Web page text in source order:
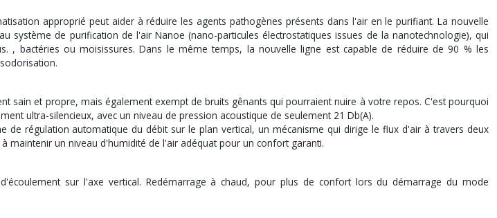
approprié peut aider à réduire les agents pathogènes présents dans l'air en le purifiant. La nouvelle
de purification de l'air Nanoe (nano-particules électrostatiques issues de la nanotechnologie), qui
, bactéries ou moisissures. Dans le même temps, la nouvelle ligne est capable de réduire de 90 % les
et propre, mais également exempt de bruits gênants qui pourraient nuire à votre repos. C'est pourquoi
ultra-silencieux, avec un niveau de pression acoustique de seulement 21 Db(A).
de régulation automatique du débit sur le plan vertical, un mécanisme qui dirige le flux d'air à travers deux
maintenir un niveau d'humidité de l'air adéquat pour un confort garanti.
sur l'axe vertical. Redémarrage à chaud, pour plus de confort lors du démarrage du mode